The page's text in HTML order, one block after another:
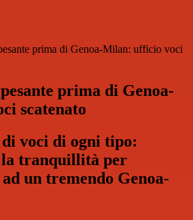
prima di Genoa-Milan: ufficio voci
prima di Genoa-
scatenato
voci di ogni tipo:
tranquillità per
un tremendo Genoa-